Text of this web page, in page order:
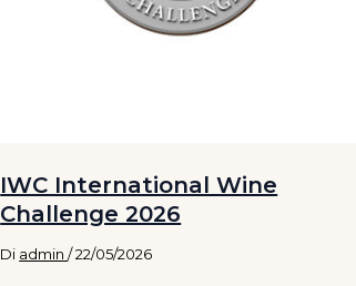
IWC International Wine
Challenge 2026
Di admin/22/05/2026